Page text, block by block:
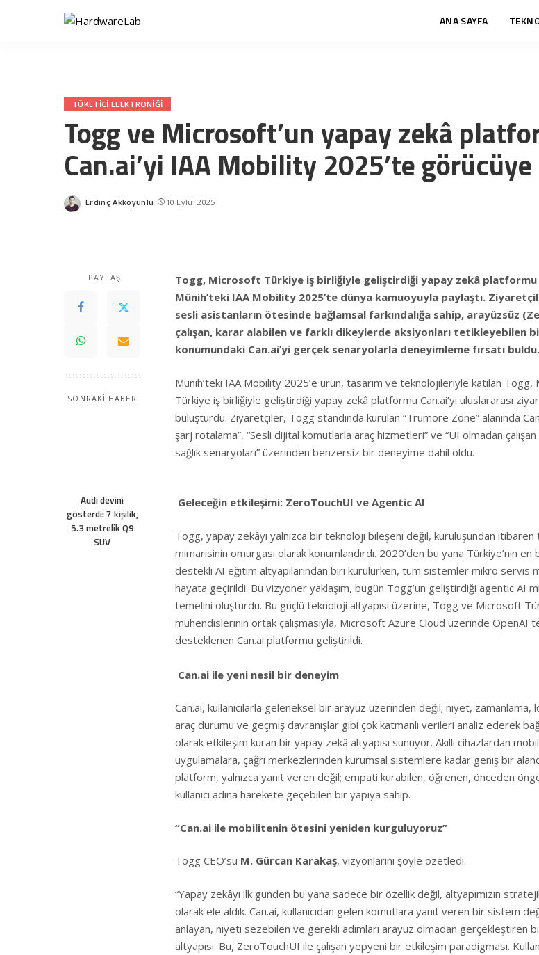
ANA SAYFA
TÜKETICI ELEKTRONIĞI
Togg ve Microsoft’un yapay zekâ
Can.ai’yi IAA Mobility 2025’te görücüye
Posted
Erdinç Akkoyunlu 10 Eylül 2025
PAYLAŞ
SONRAKİ HABER
Audi devini
gösterdi: 7 kişilik,
5.3 metrelik Q9
SUV
Togg, Microsoft Türkiye iş birliğiyle geliştirdiği yapay zekâ platformu
Münih’teki IAA Mobility 2025’te dünya kamuoyuyla paylaştı.
sesli asistanların ötesinde bağlamsal farkındalığa sahip, arayüzsüz
çalışan, karar alabilen ve farklı dikeylerde aksiyonları tetikleyebilen
konumundaki Can.ai’yi gerçek senaryolarla deneyimleme fırsatı buldu.
Münih’teki IAA Mobility 2025’e ürün, tasarım ve teknolojileriyle katılan
Türkiye iş birliğiyle geliştirdiği yapay zekâ platformu Can.ai’yi uluslararası
buluşturdu. Ziyaretçiler, Togg standında kurulan “Trumore Zone” alanında
şarj rotalama”, “Sesli dijital komutlarla araç hizmetleri” ve “UI olmadan
sağlık senaryoları” üzerinden benzersiz bir deneyime dahil oldu.
Geleceğin etkileşimi: ZeroTouchUI ve Agentic AI
Togg, yapay zekâyı yalnızca bir teknoloji bileşeni değil, kuruluşundan
mimarisinin omurgası olarak konumlandırdı. 2020’den bu yana Türkiye’nin en
destekli AI eğitim altyapılarından biri kurulurken, tüm sistemler mikro servis
hayata geçirildi. Bu vizyoner yaklaşım, bugün Togg’un geliştirdiği agentic AI
temelini oluşturdu. Bu güçlü teknoloji altyapısı üzerine, Togg ve Microsoft
mühendislerinin ortak çalışmasıyla, Microsoft Azure Cloud üzerinde OpenAI
desteklenen Can.ai platformu geliştirildi.
Can.ai ile yeni nesil bir deneyim
Can.ai, kullanıcılarla geleneksel bir arayüz üzerinden değil; niyet, zamanlama,
araç durumu ve geçmiş davranışlar gibi çok katmanlı verileri analiz ederek
olarak etkileşim kuran bir yapay zekâ altyapısı sunuyor. Akıllı cihazlardan mobil
uygulamalara, çağrı merkezlerinden kurumsal sistemlere kadar geniş bir
platform, yalnızca yanıt veren değil; empati kurabilen, öğrenen, önceden
kullanıcı adına harekete geçebilen bir yapıya sahip.
“Can.ai ile mobilitenin ötesini yeniden kurguluyoruz”
Togg CEO’su M. Gürcan Karakaş, vizyonlarını şöyle özetledi:
“Yapay zekâyı ilk günden bu yana sadece bir özellik değil, altyapımızın
olarak ele aldık. Can.ai, kullanıcıdan gelen komutlara yanıt veren bir sistem
anlayan, niyeti sezebilen ve gerekli adımları arayüz olmadan gerçekleştiren
altyapısı. Bu, ZeroTouchUI ile çalışan yepyeni bir etkileşim paradigması.